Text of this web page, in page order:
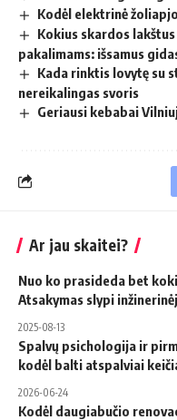
Kodėl elektrinė
Kokius skardos
pakalimams: išsamus
Kada rinktis lovytę su
nereikalingas svoris
Geriausi kebabai
Ar jau skaitei?
Nuo ko prasideda bet
Atsakymas slypi
2025-08-13
Spalvų psichologija ir
kodėl balti atspalviai
2026-06-24
Kodėl daugiabučio